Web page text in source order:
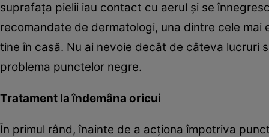
suprafaţa pielii iau contact cu aerul şi se
recomandate de dermatologi, una dintre cele
tine în casă. Nu ai nevoie decât de câteva lucruri
problema punctelor negre.
Tratament la îndemâna oricui
În primul rând, înainte de a acţiona împotriva